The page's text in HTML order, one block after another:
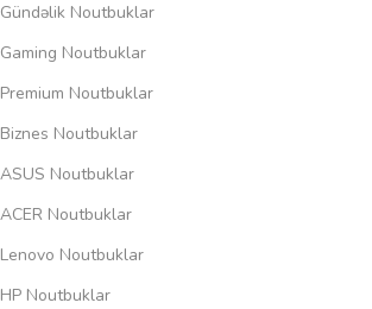
Gündəlik Noutbuklar
Gaming Noutbuklar
Premium Noutbuklar
Biznes Noutbuklar
ASUS Noutbuklar
ACER Noutbuklar
Lenovo Noutbuklar
HP Noutbuklar